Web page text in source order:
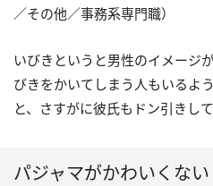
／その他／事務系専門職）
いびきというと男性のイメージ
びきをかいてしまう人もいるよ
と、さすがに彼氏もドン引きし
パジャマがかわいくない